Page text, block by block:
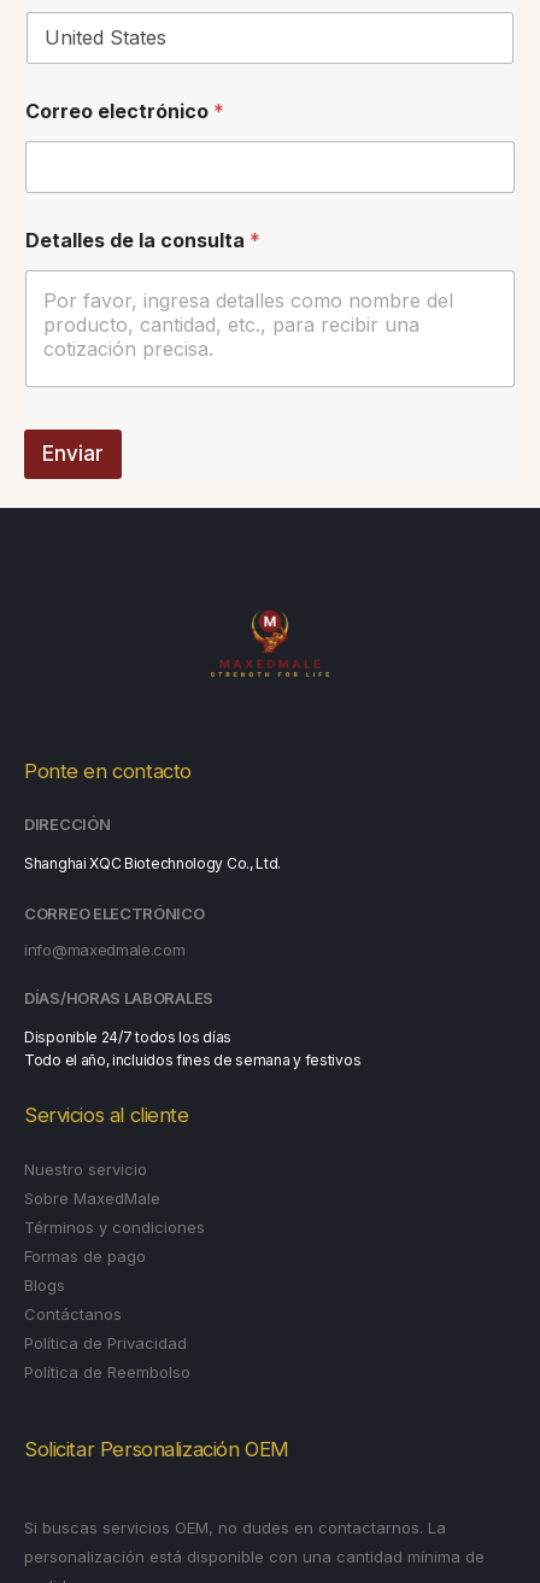
Correo electrónico *
P
a
l
o
b
Detalles de la consulta *
Enviar
Ponte en contacto
DIRECCIÓN
Shanghai XQC Biotechnology Co., Ltd.
CORREO ELECTRÓNICO
info@maxedmale.com
DÍAS/HORAS LABORALES
Disponible 24/7 todos los días
Todo el año, incluidos fines de semana y festivos
Servicios al cliente
Nuestro servicio
Sobre MaxedMale
Términos y condiciones
Formas de pago
Blogs
Contáctanos
Política de Privacidad
Política de Reembolso
Solicitar Personalización OEM
Si buscas servicios OEM, no dudes en contactarnos. La
personalización está disponible con una cantidad mínima de